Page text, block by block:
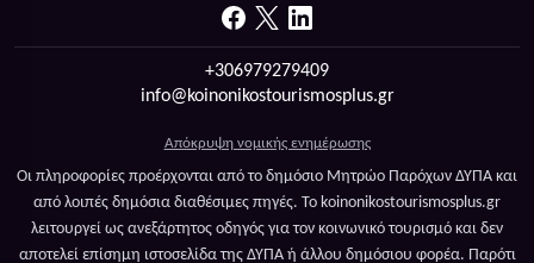
+306979279409
info@koinonikostourismosplus.gr
Απόκρυψη νομικής ενημέρωσης
Οι πληροφορίες προέρχονται από το δημόσιο Μητρώο Παρόχων ΔΥΠΑ και
από λοιπές δημόσια διαθέσιμες πηγές. Το koinonikostourismosplus.gr
λειτουργεί ως ανεξάρτητος οδηγός για τον κοινωνικό τουρισμό και δεν
αποτελεί επίσημη ιστοσελίδα της ΔΥΠΑ ή άλλου δημόσιου φορέα. Παρότι